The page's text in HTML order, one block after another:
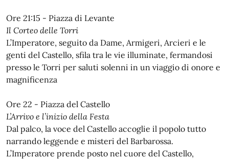
Ore 21:15 - Piazza di Levante
Il Corteo delle Torri
L’Imperatore, seguito da Dame, Armigeri, Arcieri e le
genti del Castello, sfila tra le vie illuminate, fermandosi
presso le Torri per saluti solenni in un viaggio di onore e
magnificenza
Ore 22 - Piazza del Castello
L’Arrivo e l’inizio della Festa
Dal palco, la voce del Castello accoglie il popolo tutto
narrando leggende e misteri del Barbarossa.
L’Imperatore prende posto nel cuore del Castello,